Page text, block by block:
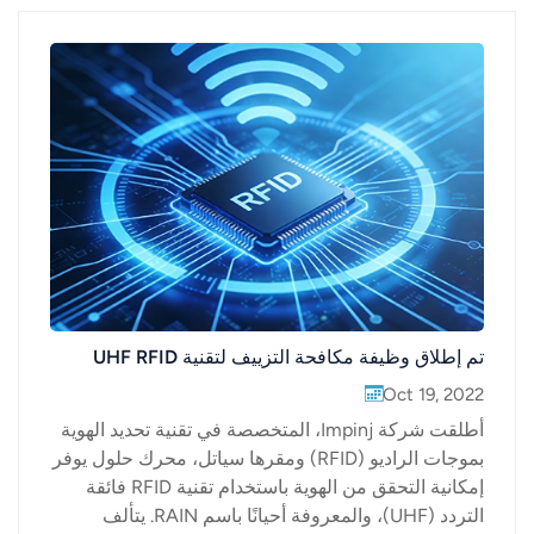
تم إطلاق وظيفة مكافحة التزييف لتقنية UHF RFID
Oct 19, 2022
أطلقت شركة Impinj، المتخصصة في تقنية تحديد الهوية
بموجات الراديو (RFID) ومقرها سياتل، محرك حلول يوفر
إمكانية التحقق من الهوية باستخدام تقنية RFID فائقة
التردد (UHF)، والمعروفة أحيانًا باسم RAIN. يتألف